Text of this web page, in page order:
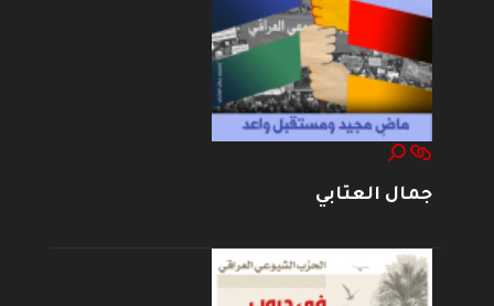
جمال العتابي